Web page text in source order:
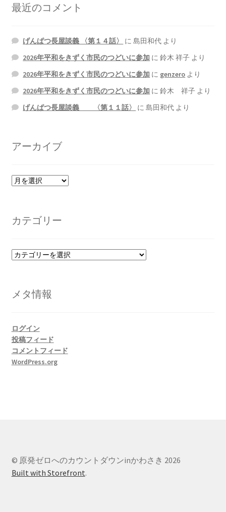
最近のコメント
げんぱつ長屋談義 〈第１４話〉 に島田和代 より
2026年平和をきずく市民のつどいに参加 に鈴木 祥子 より
2026年平和をきずく市民のつどいに参加 に genzero より
2026年平和をきずく市民のつどいに参加 に鈴木 祥子 より
げんぱつ長屋談義 〈第１１話〉
に島田和代 より
アーカイブ
ア
ブ
カテゴリー
カ
ー
メタ情報
ログイン
投稿フィード
コメントフィード
WordPress.org
© 原発ゼロへのカウントダウンinかわさき 2026
Built with Storefront.